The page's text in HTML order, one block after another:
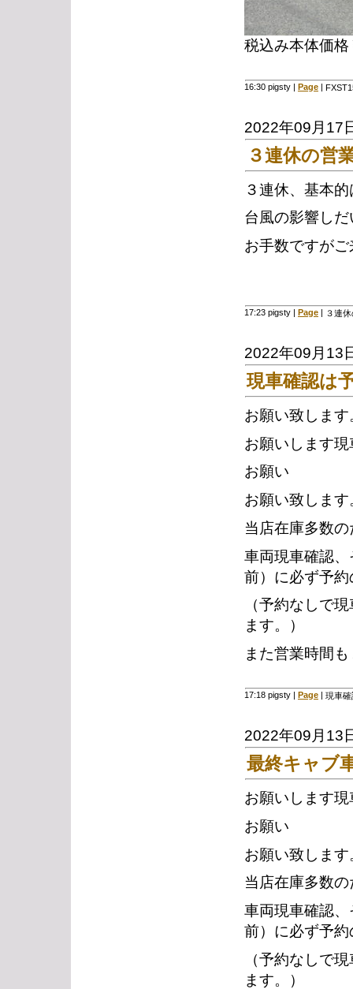
税込み本体価
16:30 pigsty | Page |
2022年09月17
３連休の営
３連休、基本
台風の影響し
お手数ですが
17:23 pigsty | Page | ３連
2022年09月13
現車確認は
お願い致します
お願いします
お願い
お願い致します
当店在庫多数
車両現車確認
前）に必ず予
（予約なしで
ます。）
また営業時間
17:18 pigsty | Page | 現車
2022年09月13
最終キャブ
お願いします
お願い
お願い致します
当店在庫多数
車両現車確認
前）に必ず予
（予約なしで
ます。）